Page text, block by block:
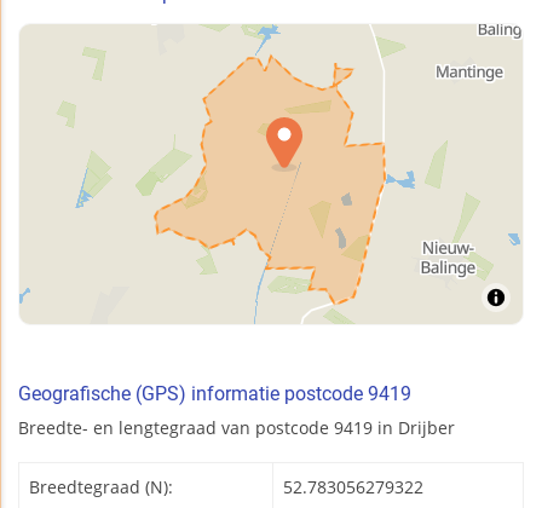
Geografische (GPS) informatie postcode 9419
Breedte- en lengtegraad van postcode 9419 in Drijber
Breedtegraad (N): 52.783056279322